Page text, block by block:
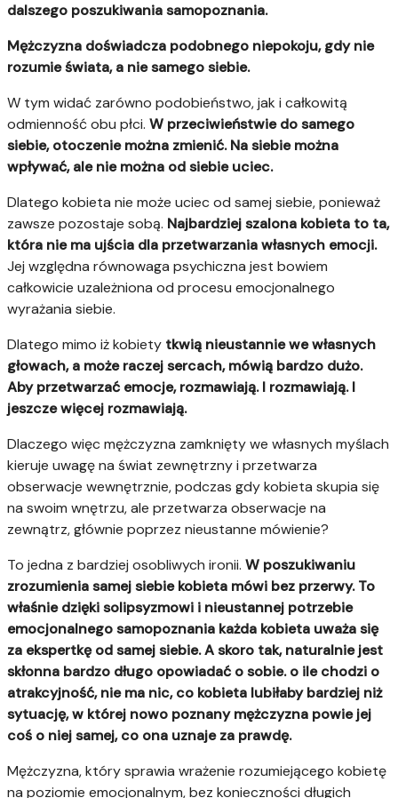
dalszego poszukiwania samopoznania.
Mężczyzna doświadcza podobnego niepokoju, gdy nie
rozumie świata, a nie samego siebie.
W tym widać zarówno podobieństwo, jak i całkowitą
odmienność obu płci. W przeciwieństwie do samego
siebie, otoczenie można zmienić. Na siebie można
wpływać, ale nie można od siebie uciec.
Dlatego kobieta nie może uciec od samej siebie, ponieważ
zawsze pozostaje sobą. Najbardziej szalona kobieta to ta,
która nie ma ujścia dla przetwarzania własnych emocji.
Jej względna równowaga psychiczna jest bowiem
całkowicie uzależniona od procesu emocjonalnego
wyrażania siebie.
Dlatego mimo iż kobiety tkwią nieustannie we własnych
głowach, a może raczej sercach, mówią bardzo dużo.
Aby przetwarzać emocje, rozmawiają. I rozmawiają. I
jeszcze więcej rozmawiają.
Dlaczego więc mężczyzna zamknięty we własnych myślach
kieruje uwagę na świat zewnętrzny i przetwarza
obserwacje wewnętrznie, podczas gdy kobieta skupia się
na swoim wnętrzu, ale przetwarza obserwacje na
zewnątrz, głównie poprzez nieustanne mówienie?
To jedna z bardziej osobliwych ironii. W poszukiwaniu
zrozumienia samej siebie kobieta mówi bez przerwy.To
właśnie dzięki solipsyzmowi i nieustannej potrzebie
emocjonalnego samopoznania każda kobieta uważa się
za ekspertkę od samej siebie.A skoro tak, naturalnie jest
skłonna bardzo długo opowiadać o sobie.o ile chodzi o
atrakcyjność, nie ma nic, co kobieta lubiłaby bardziej niż
sytuację, w której nowo poznany mężczyzna powie jej
coś o niej samej, co ona uznaje za prawdę.
Mężczyzna, który sprawia wrażenie rozumiejącego kobietę
na poziomie emocjonalnym, bez konieczności długich